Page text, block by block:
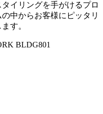
イリングを手がけるプロ
中からお客様にピッタリ
す。
BLDG801